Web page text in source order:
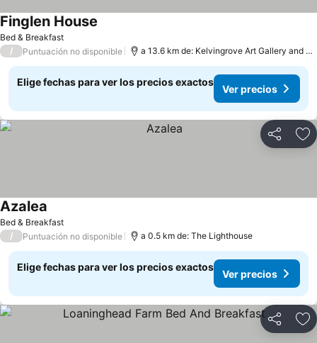
Bed & Breakfast
Finglen House
/ Puntuación no disponible a 13.6 km de: Kelvingrove Art Gallery and Museum
Elige fechas para ver los precios exactos
Ver precios
Compartir
Bed & Breakfast
Azalea
/ Puntuación no disponible a 0.5 km de: The Lighthouse
Elige fechas para ver los precios exactos
Ver precios
Compartir